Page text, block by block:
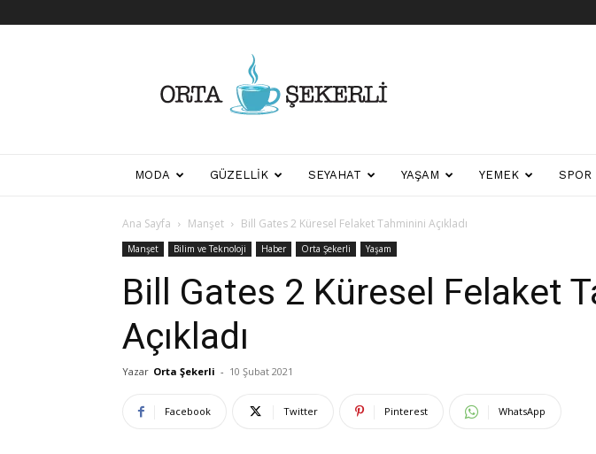
Biraz
Biraz
MODA GÜZELLIK SEYAHAT YAŞAM YEMEK SPOR
Ana Sayfa Manşet Bill Gates 2 Küresel Felaket Tahminini Açıkladı
Manşet Bilim ve Teknoloji Haber Orta Şekerli Yaşam
Bill Gates 2 Küresel Felaket
Açıkladı
Yazar Orta Şekerli - 10 Şubat 2021
Facebook Twitter Pinterest WhatsApp